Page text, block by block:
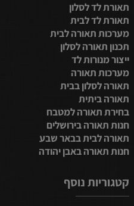
תאורת לד לסלון
תאורת לד לבית
מערכות תאורה לבית
תכנון תאורה לסלון
ייצור מנורות לד
מערכות תאורה
תאורה לסלון בבית
תאורה ביתית
בחירת תאורה למטבח
חנות תאורה בירושלים
תאורה לבית בבאר שבע
חנות תאורה באבן יהודה
קטגוריות נוסף